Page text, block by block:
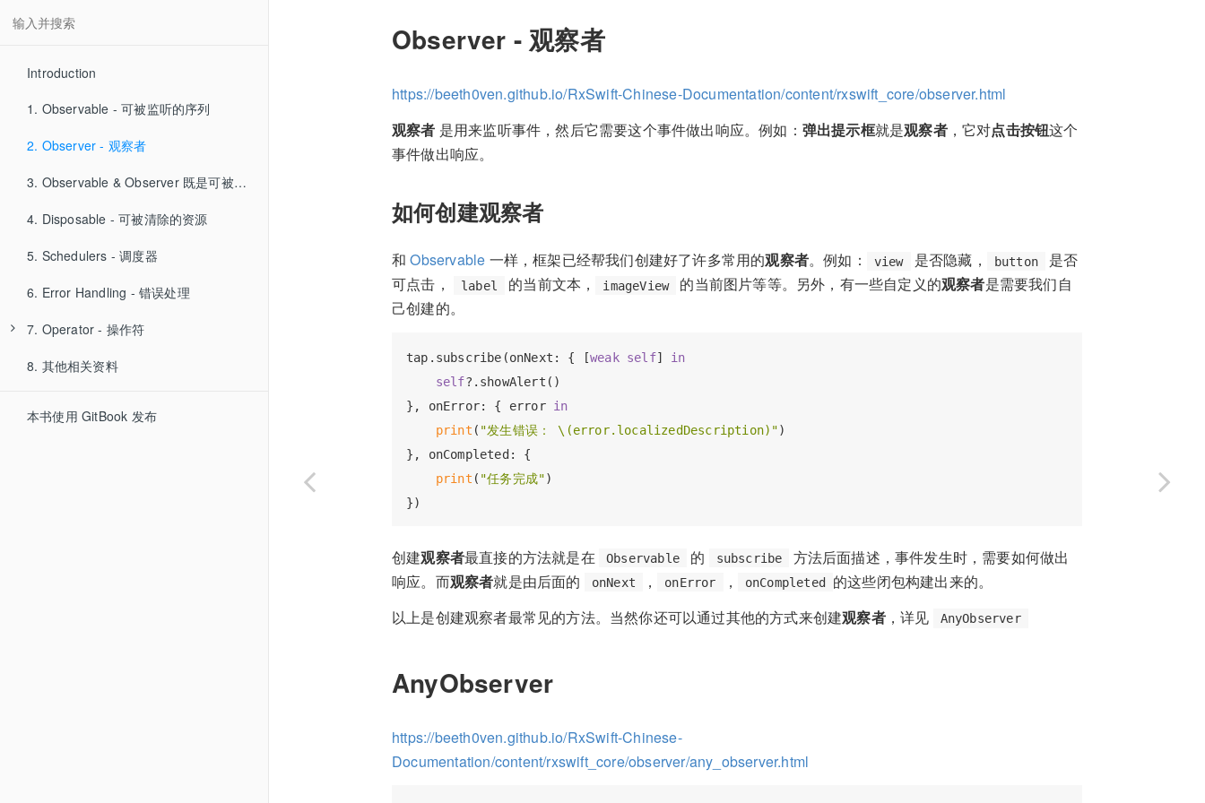
Introduction
1. Observable - 可被监听的序列
2. Observer - 观察者
3. Observable & Observer 既是可被监听的序列也是观察者
4. Disposable - 可被清除的资源
5. Schedulers - 调度器
6. Error Handling - 错误处理
7. Operator - 操作符
7.00 准备测试使用的方法
8. 其他相关资料
本书使用 GitBook 发布
Observer - 观察者
https://beeth0ven.github.io/RxSwift-Chinese-Documentation/content/rxswift_core/observer.html
观察者 是用来监听事件，然后它需要这个事件做出响应。例如： 弹出提示框就是观察者，它对点击按钮这个
事件做出响应。
如何创建观察者
和Observable 一样，框架已经帮我们创建好了许多常用的观察者。例如： view 是否隐藏， button
是否
可点击，
label 的当前文本， imageView 的当前图片等等。另外，有一些自定义的观察者是需要我们自
己创建的。
tap.subscribe(onNext: { [weak self] in
self?.showAlert()
}, onError: { error in
print ( "发生错误： \(error.localizedDescription) ")
}, onCompleted: {
print ( "任务完成")
创建观察者最直接的方法就是在 Observable 的 subscribe
方法后面描述，事件发生时，需要如何做出
响应。而观察者就是由后面的 onNext ， onError ， onCompleted 的这些闭包构建出来的。
以上是创建观察者最常见的方法。当然你还可以通过其他的方式来创建观察者，详见 AnyObserver
AnyObserver
https://beeth0ven.github.io/RxSwift-Chinese-
Documentation/content/rxswift_core/observer/any_observer.html